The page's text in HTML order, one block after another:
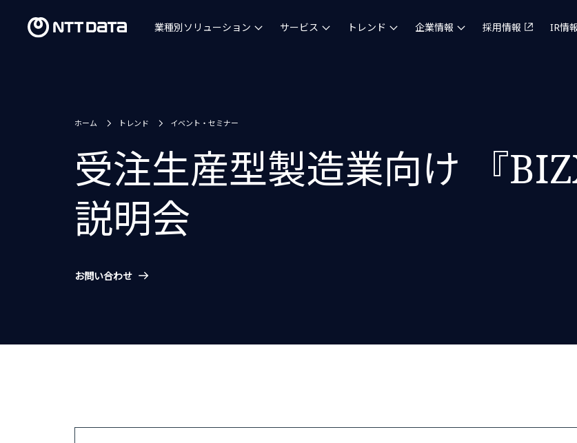
業種別ソリューション サービス トレンド 企業情報 採用情報 IR情
ホーム トレンド イベント・セミナー
受注生産型製造業向け 『
説明会
お問い合わせ